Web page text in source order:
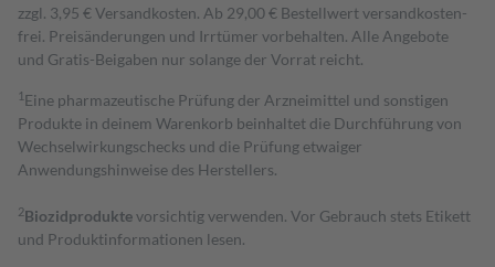
zzgl. 3,95 € Versandkosten. Ab 29,00 € Bestell­wert versand­kosten­
frei. Preisänderungen und Irrtümer vorbehalten. Alle Angebote
und Gratis-Beigaben nur solange der Vorrat reicht.
1 Eine pharmazeutische Prüfung der Arzneimittel und sonstigen
Produkte in deinem Warenkorb beinhaltet die Durchführung von
Wechselwirkungschecks und die Prüfung etwaiger
Anwendungshinweise des Herstellers.
2Biozidproduktevorsichtig verwenden. Vor Gebrauch stets Etikett
und Produktinformationen lesen.